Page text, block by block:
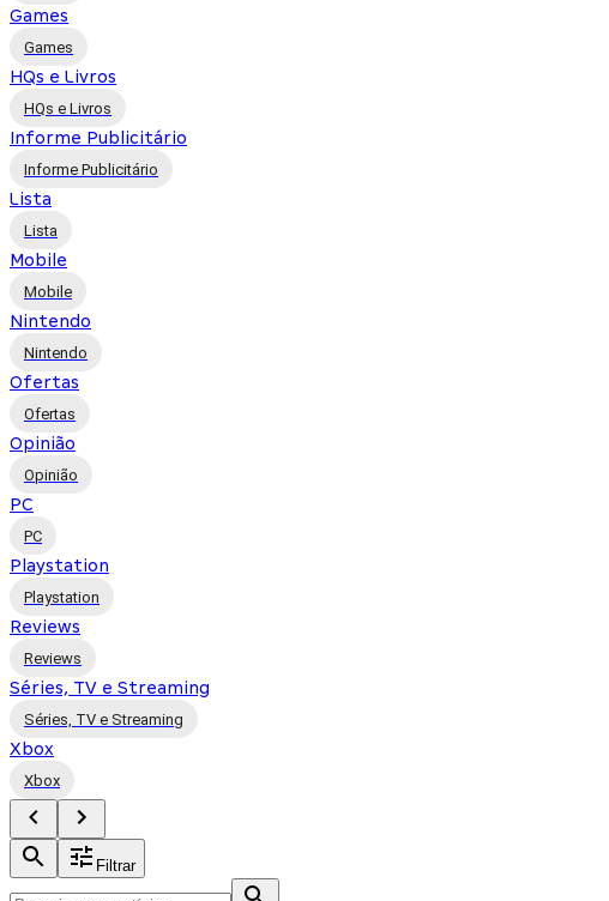
Games
Games
HQs e Livros
HQs e Livros
Informe Publicitário
Informe Publicitário
Lista
Lista
Mobile
Mobile
Nintendo
Nintendo
Ofertas
Ofertas
Opinião
Opinião
PC
PC
Playstation
Playstation
Reviews
Reviews
Séries, TV e Streaming
Séries, TV e Streaming
Xbox
Xbox
Filtrar